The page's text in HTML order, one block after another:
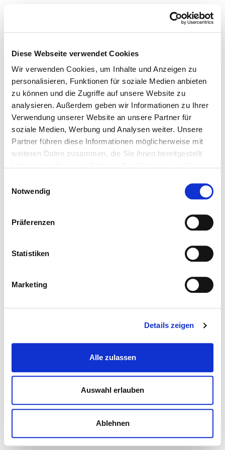
Diese Webseite verwendet Cookies
Wir verwenden Cookies, um Inhalte und Anzeigen zu
personalisieren, Funktionen für soziale Medien anbieten
zu können und die Zugriffe auf unsere Website zu
analysieren. Außerdem geben wir Informationen zu Ihrer
Verwendung unserer Website an unsere Partner für
soziale Medien, Werbung und Analysen weiter. Unsere
Partner führen diese Informationen möglicherweise mit
weiteren Daten zusammen, die Sie ihnen bereitgestellt
Notwendig
Präferenzen
Statistiken
Marketing
Details zeigen
Alle zulassen
Auswahl erlauben
Ablehnen